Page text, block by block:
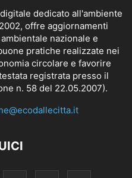
dedicato all'ambiente
offre aggiornamenti
nazionale e
pratiche realizzate nei
circolare e favorire
registrata presso il
n. 58 del 22.05.2007).